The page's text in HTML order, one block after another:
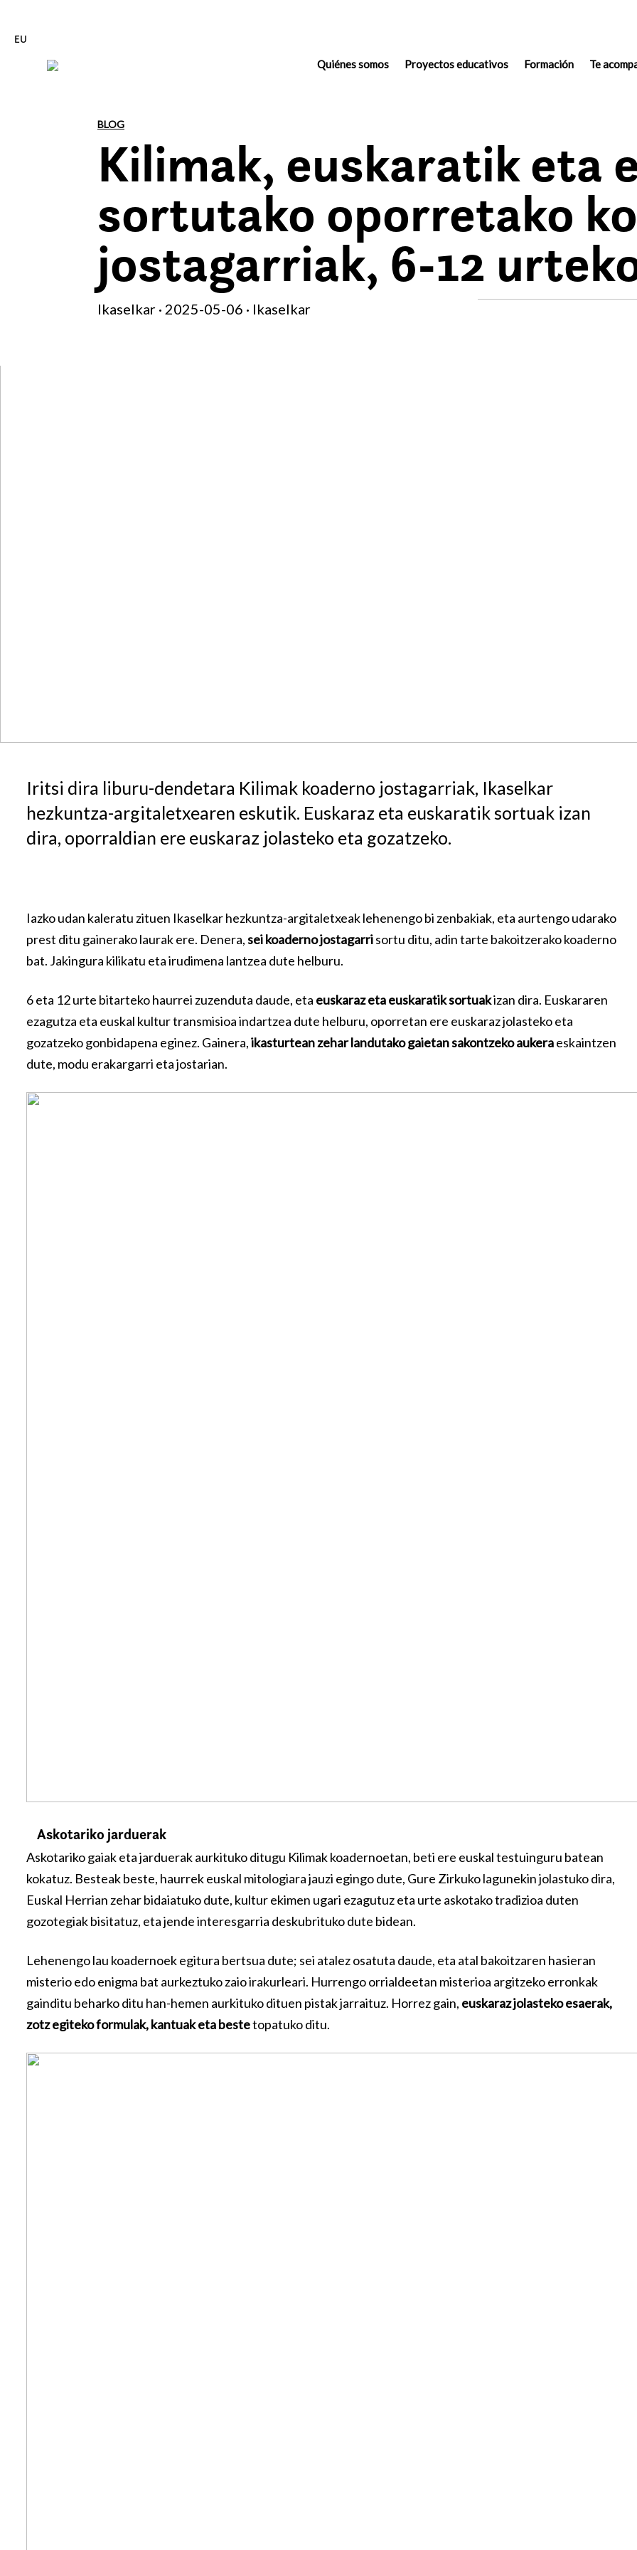
Edukira zuzenean joan
EU
Quiénes somos (actual)
Proyectos educativos Formación Te
BLOG
Kilimak, euskaratik eta
sortutako oporretako
jostagarriak, 6-12
Ikaselkar · 2025-05-06 · Ikaselkar
Iritsi dira liburu-dendetara Kilimak koaderno jostagarriak, Ikaselkar
hezkuntza-argitaletxearen eskutik. Euskaraz eta euskaratik sortuak izan
dira, oporraldian ere euskaraz jolasteko eta gozatzeko.
Iazko udan kaleratu zituen Ikaselkar hezkuntza-argitaletxeak lehenengo bi zenbakiak, eta aurtengo udarako
prest ditu gainerako laurak ere. Denera,sei koaderno jostagarrisortu ditu, adin tarte bakoitzerako koaderno
bat. Jakingura kilikatu eta irudimena lantzea dute helburu.
6 eta 12 urte bitarteko haurrei zuzenduta daude, eta euskaraz eta euskaratik sortuakizan dira. Euskararen
ezagutza eta euskal kultur transmisioa indartzea dute helburu, oporretan ere euskaraz jolasteko eta
gozatzeko gonbidapena eginez. Gainera,ikasturtean zehar landutako gaietan sakontzeko aukeraeskaintzen
dute, modu erakargarri eta jostarian.
Askotariko jarduerak
Askotariko gaiak eta jarduerak aurkituko ditugu Kilimak koadernoetan, beti ere euskal testuinguru batean
kokatuz. Besteak beste, haurrek euskal mitologiara jauzi egingo dute, Gure Zirkuko lagunekin jolastuko dira,
Euskal Herrian zehar bidaiatuko dute, kultur ekimen ugari ezagutuz eta urte askotako tradizioa duten
gozotegiak bisitatuz, eta jende interesgarria deskubrituko dute bidean.
Lehenengo lau koadernoek egitura bertsua dute; sei atalez osatuta daude, eta atal bakoitzaren hasieran
misterio edo enigma bat aurkeztuko zaio irakurleari. Hurrengo orrialdeetan misterioa argitzeko erronkak
gainditu beharko ditu han-hemen aurkituko dituen pistak jarraituz. Horrez gain, euskaraz jolasteko esaerak,
zotz egiteko formulak, kantuak eta bestetopatuko ditu.